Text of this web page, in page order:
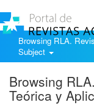
Browsing RLA.
Subject
Browsing
Teórica y